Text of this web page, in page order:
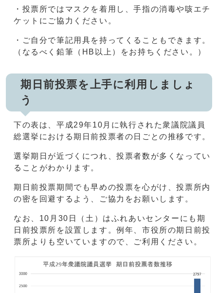
・投票所ではマスクを着用し、手指の消毒や咳エチ
ケットにご協力ください。
・ご自分で筆記用具を持ってくることもできます。
（なるべく鉛筆（HB以上）をお持ちください。）
期日前投票を上手に利用しましょ
う
下の表は、平成29年10月に執行された衆議院議員
総選挙における期日前投票者の日ごとの推移です。
選挙期日が近づくにつれ、投票者数が多くなってい
ることがわかります。
期日前投票期間でも早めの投票を心がけ、投票所内
の密を回避するよう、ご協力をお願いします。
なお、10月30日（土）はふれあいセンターにも期
日前投票所を設置します。例年、市役所の期日前投
票所よりも空いていますので、ご利用ください。